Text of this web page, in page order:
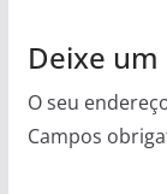
Deixe
O seu
Campos